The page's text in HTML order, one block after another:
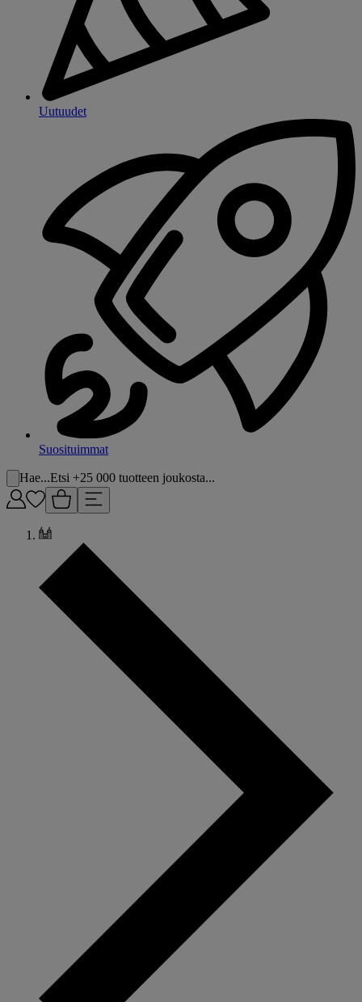
Uutuudet
Suosituimmat
Hae...Etsi +25 000 tuotteen joukosta...